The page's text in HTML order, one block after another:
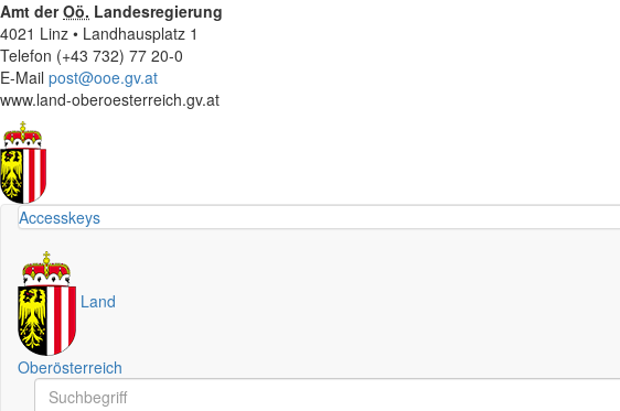
Amt derOö. Landesregierung
4021 Linz • Landhausplatz 1
Telefon (+43 732) 77 20-0
E-Mail post@ooe.gv.at
www.land-oberoesterreich.gv.at
Accesskeys
Land
Oberösterreich
Schnellsuche
Schnellsuche